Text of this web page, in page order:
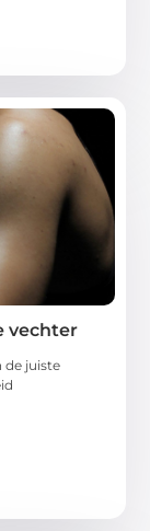
vechter
de juiste